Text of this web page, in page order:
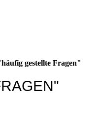
gestellte Fragen"